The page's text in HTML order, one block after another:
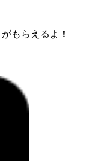
がもらえるよ！